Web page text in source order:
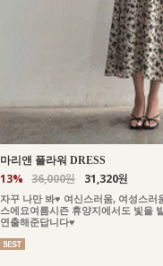
마리앤 플라워 DRESS
13% 36,000원 31,320원
자꾸 나만 봐♥ 여신스러움, 여성스러
스에요여름시즌 휴양지에서도 빛을
연출해준답니다♥